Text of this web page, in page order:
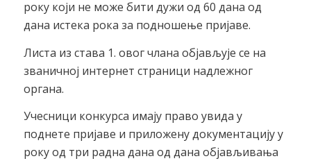
року који не може бити дужи од 60 дана од
дана истека рока за подношење пријаве.
Листа из става 1. овог члана објављује се на
званичној интернет страници надлежног
органа.
Учесници конкурса имају право увида у
поднете пријаве и приложену документацију у
року од три радна дана од дана објављивања